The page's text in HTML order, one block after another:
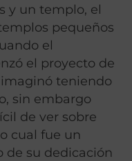
y un templo, el
pequeños
el
el proyecto de
teniendo
sin embargo
de ver sobre
cual fue un
de su dedicación